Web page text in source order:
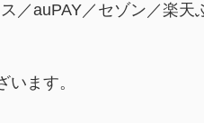
／auPAY／セゾン／楽
ます。